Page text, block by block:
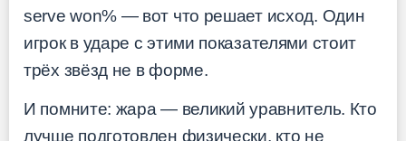
serve won% — вот что решает исход. Один
игрок в ударе с этими показателями стоит
трёх звёзд не в форме.
И помните: жара — великий уравнитель. Кто
лучше подготовлен физически, кто не